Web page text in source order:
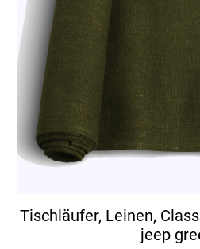
Tischläufer, Leinen,
jeep